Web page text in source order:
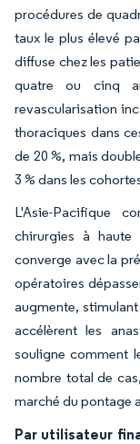
procédures de
taux le plus élevé
diffuse chez les
quatre ou cinq
revascularisation
thoraciques dans
de 20 %, mais
3 % dans les
L'Asie-Pacifique
chirurgies à haute
converge avec la
opératoires
augmente,
accélèrent les
souligne comment
nombre total de
marché du pontage
Par utilisateur